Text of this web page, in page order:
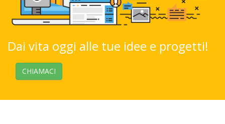
Dai vita oggi alle tue idee e progetti!
CHIAMACI